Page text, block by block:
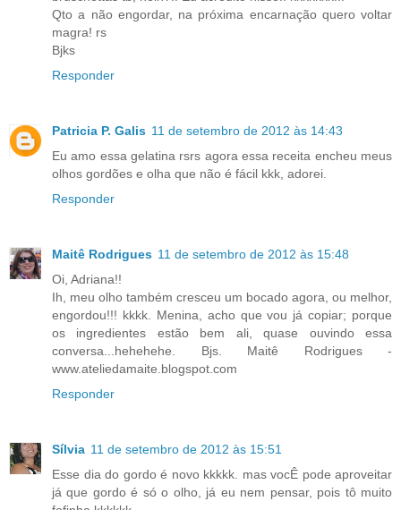
Qto a não engordar, na próxima encarnação quero voltar
magra! rs
Bjks
Responder
Patricia P. Galis 11 de setembro de 2012 às 14:43
Eu amo essa gelatina rsrs agora essa receita encheu meus
olhos gordões e olha que não é fácil kkk, adorei.
Responder
Maitê Rodrigues 11 de setembro de 2012 às 15:48
Oi, Adriana!!
Ih, meu olho também cresceu um bocado agora, ou melhor,
engordou!!! kkkk. Menina, acho que vou já copiar; porque
os ingredientes estão bem ali, quase ouvindo essa
conversa...hehehehe. Bjs. Maitê Rodrigues -
www.ateliedamaite.blogspot.com
Responder
Sílvia 11 de setembro de 2012 às 15:51
Esse dia do gordo é novo kkkkk. mas vocÊ pode aproveitar
já que gordo é só o olho, já eu nem pensar, pois tô muito